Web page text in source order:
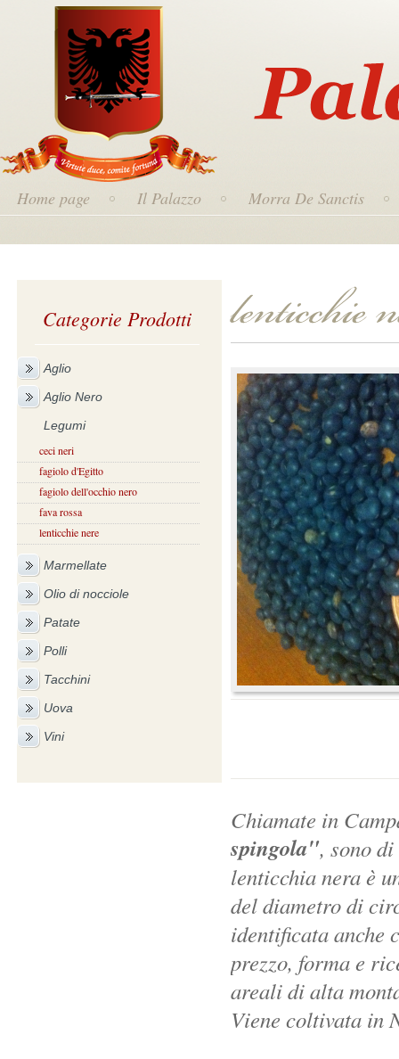
Home page Il Palazzo Morra De Sanctis
Categorie Prodotti
Aglio
Aglio Nero
Legumi
ceci neri
fagiolo d'Egitto
fagiolo dell'occhio nero
fava rossa
lenticchie nere
Marmellate
Olio di nocciole
Patate
Polli
Tacchini
Uova
Vini
Chiamate in
spingola", sono
lenticchia nera è
del diametro di
identificata anche
prezzo, forma e
areali di alta
Viene coltivata in